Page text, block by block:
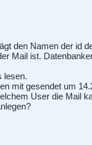
den Namen der id
Mail ist.
lesen.
mit gesendet um
User die Mail